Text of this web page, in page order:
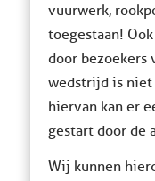
vuurwerk,
toegestaan!
door bezoekers
wedstrijd is
hiervan kan er
gestart door de
Wij kunnen